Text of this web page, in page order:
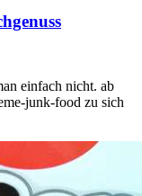
einfach nicht. ab
junk-food zu sich